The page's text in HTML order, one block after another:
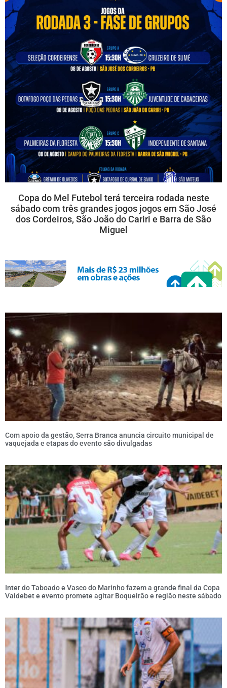
Copa do Mel Futebol terá terceira rodada neste
sábado com três grandes jogos jogos em São José
dos Cordeiros, São João do Cariri e Barra de São
Miguel
Com apoio da gestão, Serra Branca anuncia circuito municipal de
vaquejada e etapas do evento são divulgadas
Inter do Taboado e Vasco do Marinho fazem a grande final da Copa
Vaidebet e evento promete agitar Boqueirão e região neste sábado